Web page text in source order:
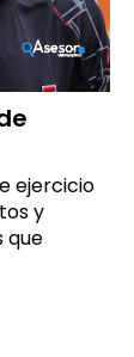
ejercicio
y
que